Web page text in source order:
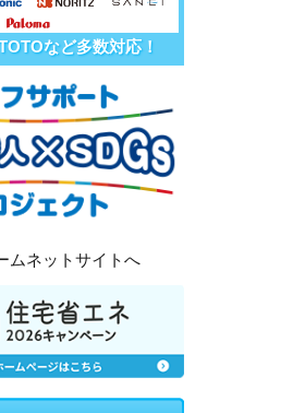
など多数対応！